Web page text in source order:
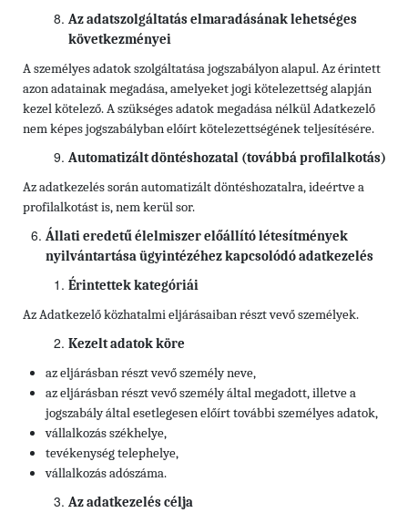
Az adatszolgáltatás elmaradásának lehetséges
következményei
A személyes adatok szolgáltatása jogszabályon alapul. Az érintett
azon adatainak megadása, amelyeket jogi kötelezettség alapján
kezel kötelező. A szükséges adatok megadása nélkül Adatkezelő
nem képes jogszabályban előírt kötelezettségének teljesítésére.
Automatizált döntéshozatal (továbbá profilalkotás)
Az adatkezelés során automatizált döntéshozatalra, ideértve a
profilalkotást is, nem kerül sor.
Állati eredetű élelmiszer előállító létesítmények
nyilvántartása ügyintézéhez kapcsolódó adatkezelés
Érintettek kategóriái
Az Adatkezelő közhatalmi eljárásaiban részt vevő személyek.
Kezelt adatok köre
az eljárásban részt vevő személy neve,
az eljárásban részt vevő személy által megadott, illetve a
jogszabály által esetlegesen előírt további személyes adatok,
vállalkozás székhelye,
tevékenység telephelye,
vállalkozás adószáma.
Az adatkezelés célja